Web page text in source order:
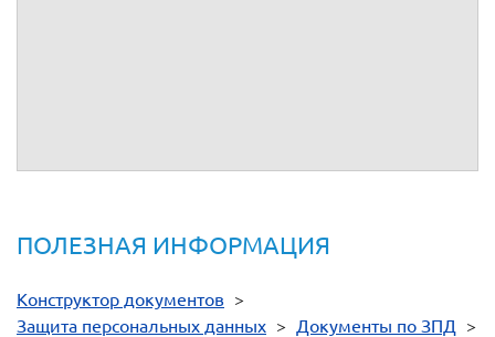
ПОЛЕЗНАЯ ИНФОРМАЦИЯ
Конструктор документов >
Защита персональных данных > Документы по ЗПД >